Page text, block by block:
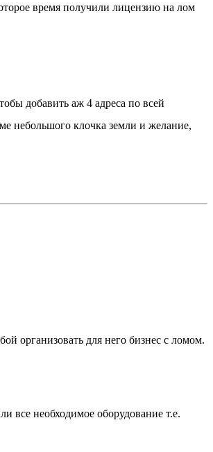
время получили лицензию на лом
добавить аж 4 адреса по всей
небольшого клочка земли и желание,
организовать для него бизнес с ломом.
все необходимое оборудование т.е.